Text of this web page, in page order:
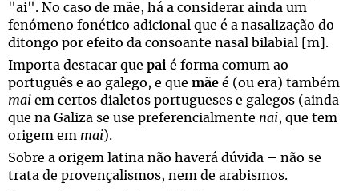
"ai". No caso de mãe, há a considerar ainda um
fenómeno fonético adicional que é a nasalização do
ditongo por efeito da consoante nasal bilabial [m].
Importa destacar que pai é forma comum ao
português e ao galego, e que mãe é (ou era) também
mai em certos dialetos portugueses e galegos (ainda
que na Galiza se use preferencialmente nai, que tem
origem em mai).
Sobre a origem latina não haverá dúvida – não se
trata de provençalismos, nem de arabismos.